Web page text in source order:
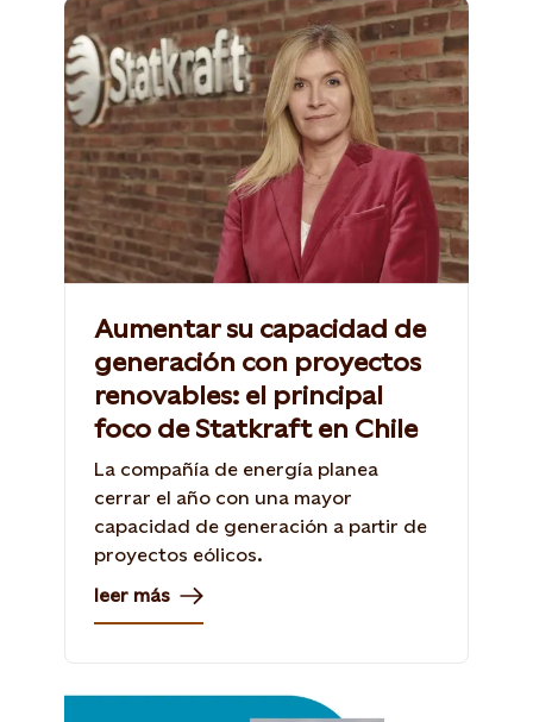
Aumentar su capacidad de
generación con proyectos
renovables: el principal
foco de Statkraft en Chile
La compañía de energía planea
cerrar el año con una mayor
capacidad de generación a partir de
proyectos eólicos.
leer más